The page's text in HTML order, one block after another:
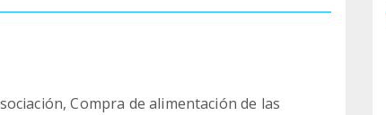
Compra de alimentación de las